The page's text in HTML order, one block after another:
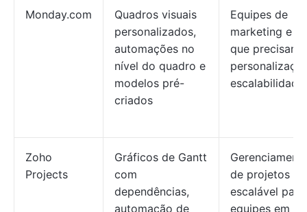
Monday.com
Quadros visuais
personalizados,
automações no
nível do quadro e
modelos pré-
criados
Equipes de
marketing e
que precisam
escalabilidade
Zoho
Projects
Gráficos de Gantt
com
dependências,
automação de
de projetos
escalável para
equipes em